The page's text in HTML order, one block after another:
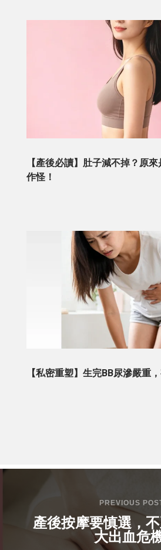
【產後必讀】肚子減不掉？原
作怪！
【私密重塑】生完BB尿滲嚴重
PREVIOUS
產後按摩要慎選，
大出血危